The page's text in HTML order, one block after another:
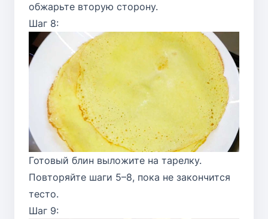
обжарьте вторую сторону.
Шаг 8:
Готовый блин выложите на тарелку.
Повторяйте шаги 5–8, пока не закончится
тесто.
Шаг 9: